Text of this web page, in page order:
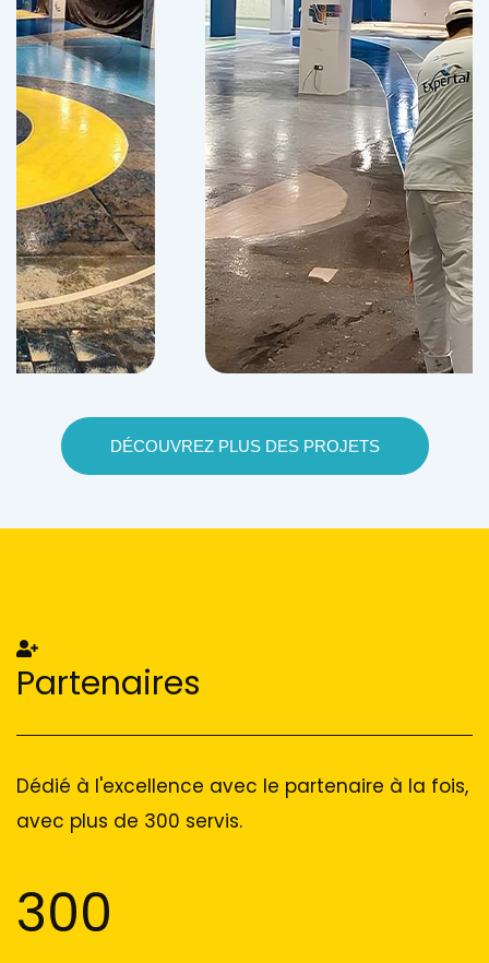
DÉCOUVREZ PLUS DES PROJETS
Partenaires
Dédié à l'excellence avec le partenaire à la fois,
avec plus de 300 servis.
300